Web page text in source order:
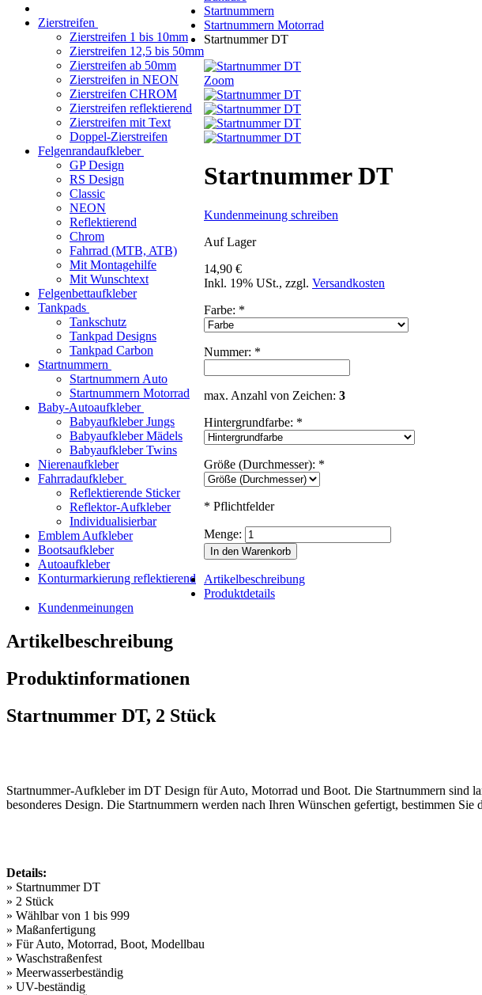
Zierstreifen
Zierstreifen 1 bis 10mm
Zierstreifen 12,5 bis 50mm
Zierstreifen ab 50mm
Zierstreifen in NEON
Zierstreifen CHROM
Zierstreifen reflektierend
Zierstreifen mit Text
Doppel-Zierstreifen
Felgenrandaufkleber
GP Design
RS Design
Classic
NEON
Reflektierend
Chrom
Fahrrad (MTB, ATB)
Mit Montagehilfe
Mit Wunschtext
Felgenbettaufkleber
Tankpads
Tankschutz
Tankpad Designs
Tankpad Carbon
Startnummern
Startnummern Auto
Startnummern Motorrad
Baby-Autoaufkleber
Babyaufkleber Jungs
Babyaufkleber Mädels
Babyaufkleber Twins
Nierenaufkleber
Fahrradaufkleber
Reflektierende Sticker
Reflektor-Aufkleber
Individualisierbar
Emblem Aufkleber
Bootsaufkleber
Autoaufkleber
Konturmarkierung reflektierend
Startnummern
Startnummern Motorrad
Startnummer DT
Zoom
Startnummer DT
Kundenmeinung schreiben
Auf Lager
14,90 €
Inkl. 19% USt., zzgl. Versandkosten
Farbe: *
Nummer: *
max. Anzahl von Zeichen: 3
Hintergrundfarbe: *
Größe (Durchmesser): *
* Pflichtfelder
Menge:
In den Warenkorb
Artikelbeschreibung
Produktdetails
Kundenmeinungen
Artikelbeschreibung
Produktinformationen
Startnummer DT, 2 Stück
Startnummer-Aufkleber im DT Design für Auto, Motorrad und Boot. Die Startnummern sind
besonderes Design. Die Startnummern werden nach Ihren Wünschen gefertigt, bestimmen Sie
Details:
» Startnummer DT
» 2 Stück
» Wählbar von 1 bis 999
» Maßanfertigung
» Für Auto, Motorrad, Boot, Modellbau
» Waschstraßenfest
» Meerwasserbeständig
» UV-beständig